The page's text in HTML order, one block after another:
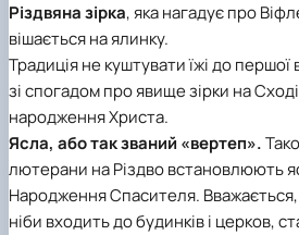
Різдвяна зірка, яка нагадує про
вішається на ялинку.
Традиція не куштувати їжі до першої
зі спогадом про явище зірки на
народження Христа.
Ясла, або так званий «вертеп».
лютерани на Різдво встановлюють
Народження Спасителя.
ніби входить до будинків і церков,